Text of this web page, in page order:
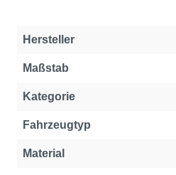
Hersteller
Maßstab
Kategorie
Fahrzeugtyp
Material